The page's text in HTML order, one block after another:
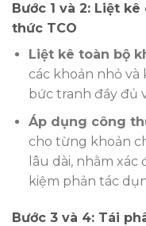
Bước 1 và 2: Liệt
thức TCO
Liệt kê toàn bộ
các khoản nhỏ
bức tranh đầy đủ
Áp dụng công
cho từng khoản
lâu dài, nhằm
kiệm phản tác
Bước 3 và 4: Tái